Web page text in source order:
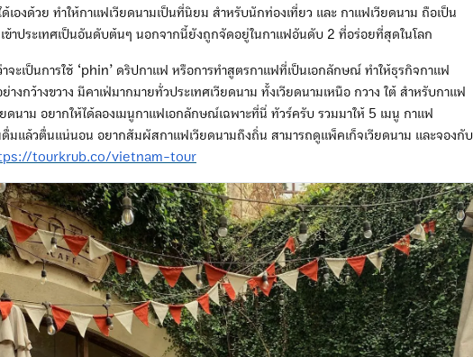
เองด้วย ทำให้กาแฟเวียดนามเป็นที่นิยม สำหรับนักท่องเที่ยว และ กาแฟเวียดนาม ถือเป็น
ข้าประเทศเป็นอันดับต้นๆ นอกจากนี้ยังถูกจัดอยู่ในกาแฟอันดับ 2 ที่อร่อยที่สุดในโลก
าจะเป็นการใช้ ‘phin’ ดริปกาแฟ หรือการทำสูตรกาแฟที่เป็นเอกลักษณ์ ทำให้ธุรกิจกาแฟ
ย่างกว้างขวาง มีคาเฟ่มากมายทั่วประเทศเวียดนาม ทั้งเวียดนามเหนือ กวาง ใต้ สำหรับกาแฟ
ยดนาม อยากให้ได้ลองเมนูกาแฟเอกลักษณ์เฉพาะที่นี่ ทัวร์ครับ รวมมาให้ 5 เมนู กาแฟ
ดื่มแล้วตื่นแน่นอน อยากสัมผัสกาแฟเวียดนามถึงถิ่น สามารถดูแพ็คเก็จเวียดนาม และจองกับ
tourkrub.co/vietnam-tour